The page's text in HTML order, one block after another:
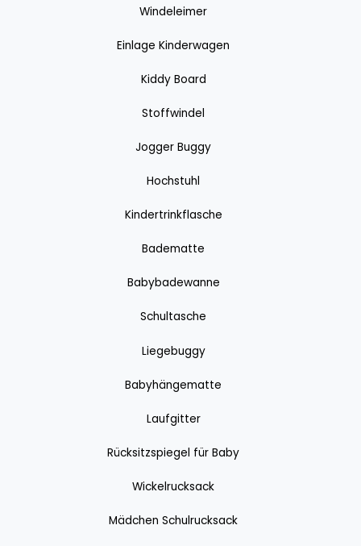
Windeleimer
Einlage Kinderwagen
Kiddy Board
Stoffwindel
Jogger Buggy
Hochstuhl
Kindertrinkflasche
Badematte
Babybadewanne
Schultasche
Liegebuggy
Babyhängematte
Laufgitter
Rücksitzspiegel für Baby
Wickelrucksack
Mädchen Schulrucksack